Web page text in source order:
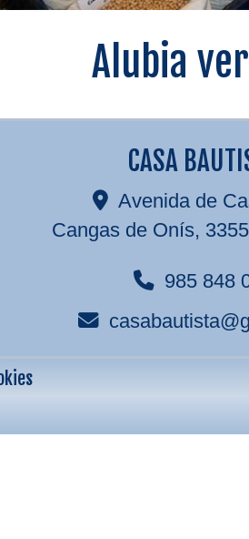
Alubia
CASA
Avenida de
Cangas de Onís,
985 848
casabautista